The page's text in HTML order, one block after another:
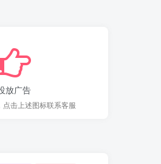
放广告
点击上述图标联系客服